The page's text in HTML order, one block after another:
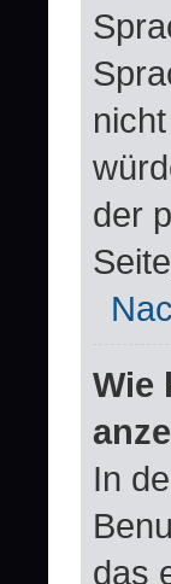
der
Wie
In
das